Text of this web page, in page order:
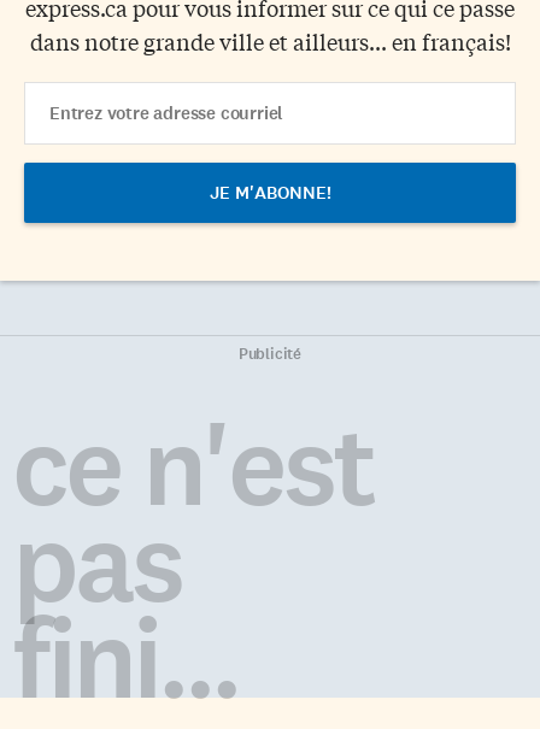
express.ca pour vous informer sur ce qui ce passe
dans notre grande ville et ailleurs... en français!
Address
Publicité
ce n'est
pas
fini...